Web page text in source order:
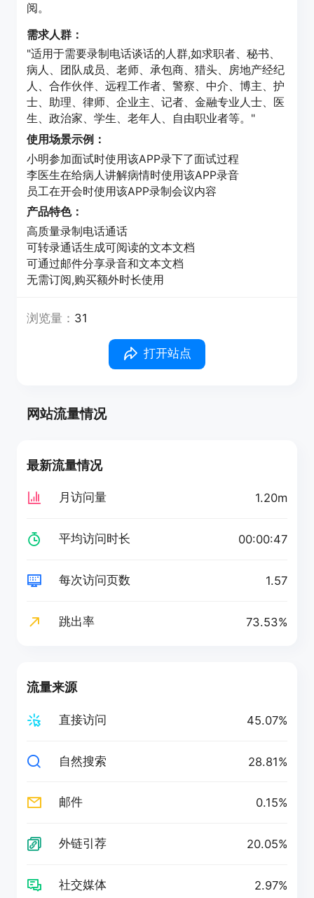
阅。
需求人群：
"适用于需要录制电话谈话的人群,如求职者、秘书、
病人、团队成员、老师、承包商、猎头、房地产经纪
人、合作伙伴、远程工作者、警察、中介、博主、护
士、助理、律师、企业主、记者、金融专业人士、医
生、政治家、学生、老年人、自由职业者等。"
使用场景示例：
小明参加面试时使用该APP录下了面试过程
李医生在给病人讲解病情时使用该APP录音
员工在开会时使用该APP录制会议内容
产品特色：
高质量录制电话通话
可转录通话生成可阅读的文本文档
可通过邮件分享录音和文本文档
无需订阅,购买额外时长使用
浏览量： 31
打开站点
网站流量情况
最新流量情况
月访问量 1.20m
平均访问时长 00:00:47
每次访问页数 1.57
跳出率 73.53%
流量来源
直接访问 45.07%
自然搜索 28.81%
邮件 0.15%
外链引荐 20.05%
社交媒体 2.97%